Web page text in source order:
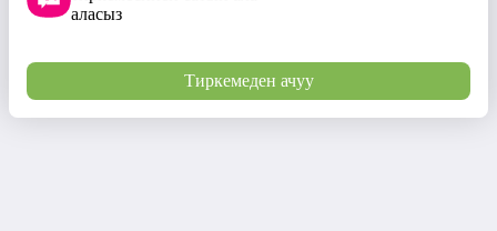
аласыз
Тиркемеден ачуу